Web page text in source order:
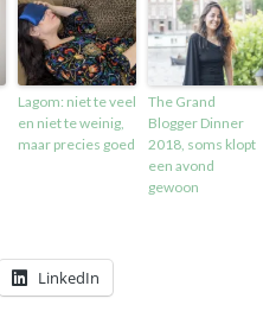
Lagom: niet te veel
en niet te weinig,
maar precies goed
The Grand
Blogger Dinner
2018, soms klopt
een avond
gewoon
LinkedIn